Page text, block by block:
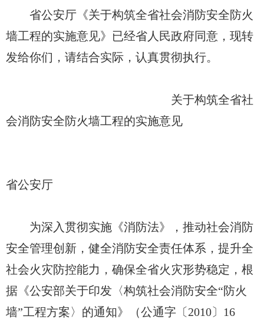
省公安厅《关于构筑全省社会消防安全防火
墙工程的实施意见》已经省人民政府同意，现转
发给你们，请结合实际，认真贯彻执行。
关于构筑全省社
会消防安全防火墙工程的实施意见
省公安厅
为深入贯彻实施《消防法》，推动社会消防
安全管理创新，健全消防安全责任体系，提升全
社会火灾防控能力，确保全省火灾形势稳定，根
据《公安部关于印发〈构筑社会消防安全“防火
墙”工程方案〉的通知》（公通字〔2010〕16